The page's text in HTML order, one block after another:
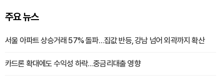
주요 뉴스
서울 아파트 상승거래 57% 돌파…집값 반등, 강남 넘어 외곽까지 확산
카드론 확대에도 수익성 하락…중금리대출 영향